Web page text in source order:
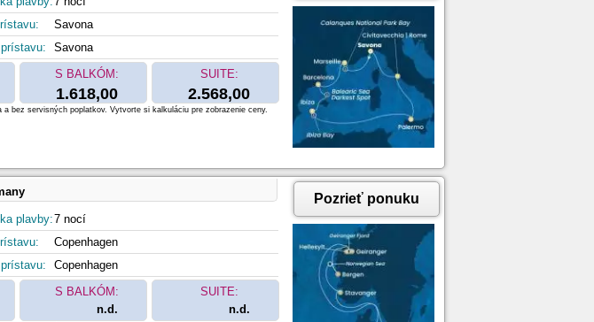
Savona
prístavu:
Savona
S BALKÓM:
1.618,00
SUITE:
2.568,00
bez servisných poplatkov. Vytvorte si kalkuláciu pre zobrazenie ceny.
plavby:7 nocí
Copenhagen
prístavu:
Copenhagen
S BALKÓM:
n.d.
SUITE:
n.d.
Pozrieť ponuku